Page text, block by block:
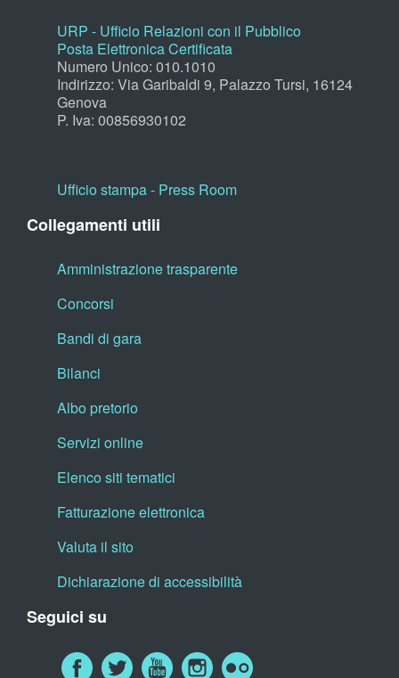
URP - Ufficio Relazioni con il Pubblico
Posta Elettronica Certificata
Numero Unico: 010.1010
Indirizzo: Via Garibaldi 9, Palazzo Tursi, 16124
Genova
P. Iva: 00856930102
Ufficio stampa - Press Room
Collegamenti utili
Amministrazione trasparente
Concorsi
Bandi di gara
Bilanci
Albo pretorio
Servizi online
Elenco siti tematici
Fatturazione elettronica
Valuta il sito
Dichiarazione di accessibilità
Seguici su